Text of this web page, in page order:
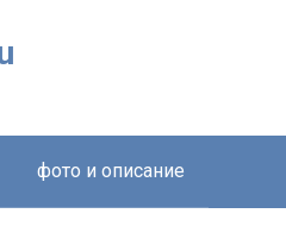
фото и описание